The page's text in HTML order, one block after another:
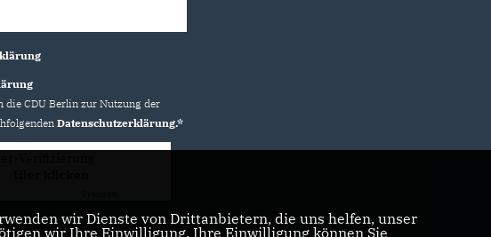
CDU Berlin zur Nutzung der
Datenschutzerklärung.*
wir Dienste von Drittanbietern, die uns helfen, unser
wir Ihre Einwilligung. Ihre Einwilligung können Sie